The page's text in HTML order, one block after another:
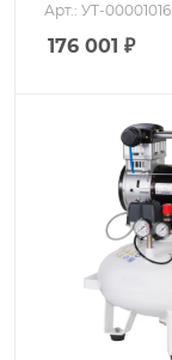
Арт.: УТ-00001016
176 001 ₽